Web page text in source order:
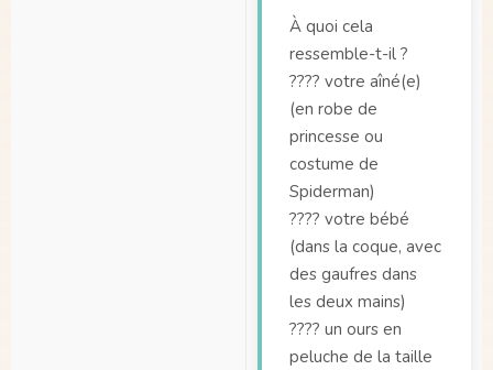
À quoi cela
ressemble-t-il ?
???? votre aîné(e)
(en robe de
princesse ou
costume de
Spiderman)
???? votre bébé
(dans la coque, avec
des gaufres dans
les deux mains)
???? un ours en
peluche de la taille